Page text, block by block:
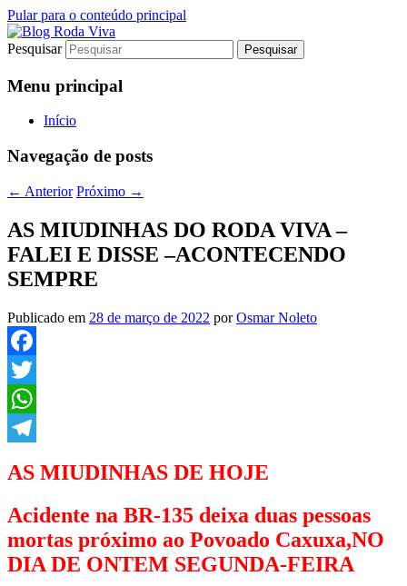
Pular para o conteúdo principal
Blog Roda Viva
Jornalismo sério comprometido com a
verdade
Pesquisar
Menu principal
Início
Navegação de posts
← Anterior Próximo →
AS MIUDINHAS DO RODA VIVA –
FALEI E DISSE –ACONTECENDO
SEMPRE
Publicado em 28 de março de 2022 porOsmar Noleto
Facebook
Twitter
WhatsApp
AS MIUDINHAS DE HOJE
Acidente na BR-135 deixa duas pessoas
mortas próximo ao Povoado Caxuxa,NO
DIA DE ONTEM SEGUNDA-FEIRA